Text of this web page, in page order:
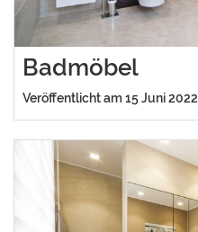
Badmöbel
Veröffentlicht am 15 Juni 2022